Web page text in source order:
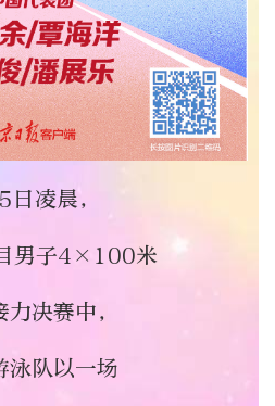
日凌晨，
男子4×100米
决赛中，
泳队以一场